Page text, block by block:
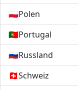
🇵🇱Polen
🇵🇹Portugal
🇷🇺Russland
🇨🇭Schweiz